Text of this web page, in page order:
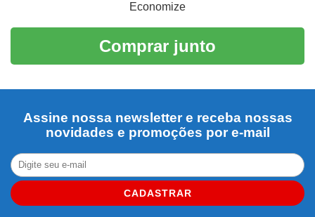
Economize
Comprar junto
Assine nossa newsletter e receba nossas
novidades e promoções por e-mail
CADASTRAR